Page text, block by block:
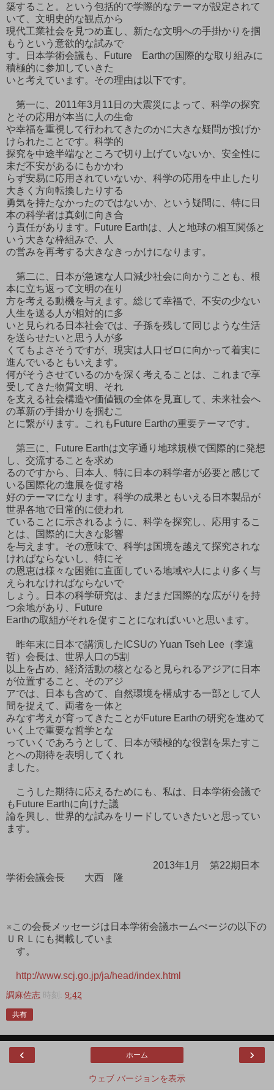
築すること。という包括的で学際的なテーマが設定されて
いて、文明史的な観点から
現代工業社会を見つめ直し、新たな文明への手掛かりを掴
もうという意欲的な試みで
す。日本学術会議も、Future Earthの国際的な取り組みに
積極的に参加していきた
いと考えています。その理由は以下です。
第一に、2011年3月11日の大震災によって、科学の探究
とその応用が本当に人の生命
や幸福を重視して行われてきたのかに大きな疑問が投げか
けられたことです。科学的
探究を中途半端なところで切り上げていないか、安全性に
未だ不安があるにもかかわ
らず安易に応用されていないか、科学の応用を中止したり
大きく方向転換したりする
勇気を持たなかったのではないか、という疑問に、特に日
本の科学者は真剣に向き合
う責任があります。Future Earthは、人と地球の相互関係と
いう大きな枠組みで、人
の営みを再考する大きなきっかけになります。
第二に、日本が急速な人口減少社会に向かうことも、根
本に立ち返って文明の在り
方を考える動機を与えます。総じて幸福で、不安の少ない
人生を送る人が相対的に多
いと見られる日本社会では、子孫を残して同じような生活
を送らせたいと思う人が多
くてもよさそうですが、現実は人口ゼロに向かって着実に
進んでいるともいえます。
何がそうさせているのかを深く考えることは、これまで享
受してきた物質文明、それ
を支える社会構造や価値観の全体を見直して、未来社会へ
の革新の手掛かりを掴むこ
とに繋がります。これもFuture Earthの重要テーマです。
第三に、Future Earthは文字通り地球規模で国際的に発想
し、交流することを求め
るのですから、日本人、特に日本の科学者が必要と感じて
いる国際化の進展を促す格
好のテーマになります。科学の成果ともいえる日本製品が
世界各地で日常的に使われ
ていることに示されるように、科学を探究し、応用するこ
とは、国際的に大きな影響
を与えます。その意味で、科学は国境を越えて探究されな
ければならないし、特にそ
の恩恵は様々な困難に直面している地域や人により多く与
えられなければならないで
しょう。日本の科学研究は、まだまだ国際的な広がりを持
つ余地があり、Future
Earthの取組がそれを促すことになればいいと思います。
昨年末に日本で講演したICSUの Yuan Tseh Lee（李遠
哲）会長は、世界人口の5割
以上を占め、経済活動の核となると見られるアジアに日本
が位置すること、そのアジ
アでは、日本も含めて、自然環境を構成する一部として人
間を捉えて、両者を一体と
みなす考えが育ってきたことがFuture Earthの研究を進めて
いく上で重要な哲学とな
っていくであろうとして、日本が積極的な役割を果たすこ
とへの期待を表明してくれ
ました。
こうした期待に応えるためにも、私は、日本学術会議で
もFuture Earthに向けた議
論を興し、世界的な試みをリードしていきたいと思ってい
ます。
2013年1月 第22期日本
学術会議会長 大西 隆
※この会長メッセージは日本学術会議ホームぺージの以下の
ＵＲＬにも掲載していま
す。
http://www.scj.go.jp/ja/head/index.html
調麻佐志 時刻: 9:42
共有
‹ ›
ホーム
ウェブ バージョンを表示